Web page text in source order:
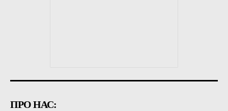
ПРО НАС: